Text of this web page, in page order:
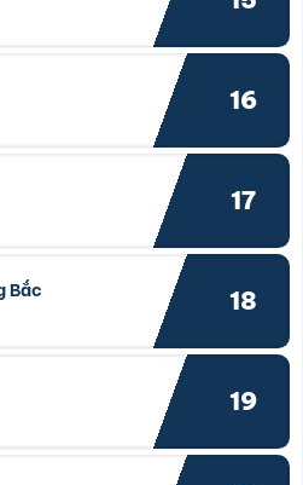
16
17
Bắc
18
19